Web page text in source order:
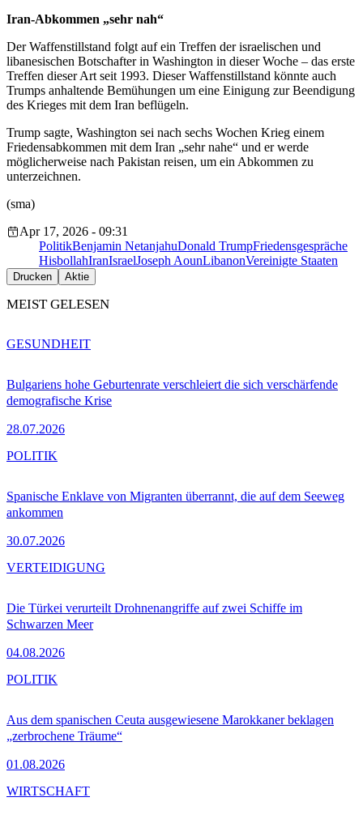
Iran-Abkommen „sehr nah“
Der Waffenstillstand folgt auf ein Treffen der israelischen und
libanesischen Botschafter in Washington in dieser Woche – das erste
Treffen dieser Art seit 1993. Dieser Waffenstillstand könnte auch
Trumps anhaltende Bemühungen um eine Einigung zur Beendigung
des Krieges mit dem Iran beflügeln.
Trump sagte, Washington sei nach sechs Wochen Krieg einem
Friedensabkommen mit dem Iran „sehr nahe“ und er werde
möglicherweise nach Pakistan reisen, um ein Abkommen zu
unterzeichnen.
(sma)
Apr 17, 2026 - 09:31
PolitikBenjamin NetanjahuDonald TrumpFriedensgespräche
HisbollahIranIsraelJoseph AounLibanonVereinigte Staaten
Drucken Aktie
MEIST GELESEN
Bulgariens hohe Geburtenrate verschleiert die sich verschärfende
demografische Krise
28.07.2026
GESUNDHEIT
Spanische Enklave von Migranten überrannt, die auf dem Seeweg
ankommen
30.07.2026
POLITIK
Die Türkei verurteilt Drohnenangriffe auf zwei Schiffe im
Schwarzen Meer
04.08.2026
VERTEIDIGUNG
Aus dem spanischen Ceuta ausgewiesene Marokkaner beklagen
„zerbrochene Träume“
01.08.2026
POLITIK
WIRTSCHAFT